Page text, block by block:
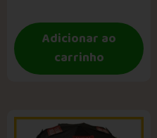
Adicionar ao
carrinho